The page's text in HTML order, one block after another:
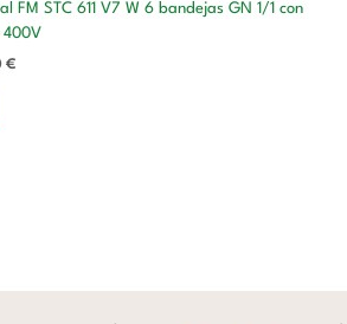
FM STC 611 V7 W 6 bandejas GN 1/1 con
€